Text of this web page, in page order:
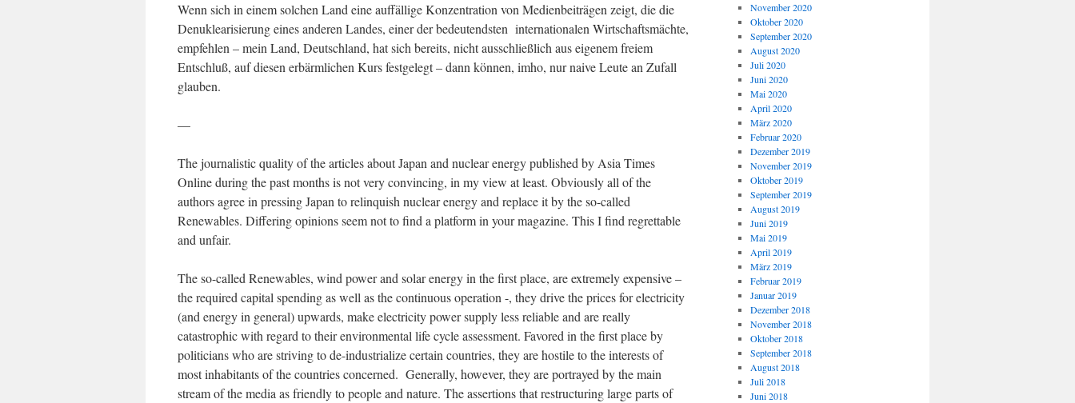
Wenn sich in einem solchen Land eine auffällige Konzentration von Medienbeiträgen zeigt, die die
Denuklearisierung eines anderen Landes, einer der bedeutendsten internationalen Wirtschaftsmächte,
empfehlen – mein Land, Deutschland, hat sich bereits, nicht ausschließlich aus eigenem freiem
Entschluß, auf diesen erbärmlichen Kurs festgelegt – dann können, imho, nur naive Leute an Zufall
glauben.
—
The journalistic quality of the articles about Japan and nuclear energy published by Asia Times
Online during the past months is not very convincing, in my view at least. Obviously all of the
authors agree in pressing Japan to relinquish nuclear energy and replace it by the so-called
Renewables. Differing opinions seem not to find a platform in your magazine. This I find regrettable
and unfair.
The so-called Renewables, wind power and solar energy in the first place, are extremely expensive –
the required capital spending as well as the continuous operation -, they drive the prices for electricity
(and energy in general) upwards, make electricity power supply less reliable and are really
catastrophic with regard to their environmental life cycle assessment. Favored in the first place by
politicians who are striving to de-industrialize certain countries, they are hostile to the interests of
most inhabitants of the countries concerned. Generally, however, they are portrayed by the main
stream of the media as friendly to people and nature. The assertions that restructuring large parts of
November 2020
Oktober 2020
September 2020
August 2020
Juli 2020
Juni 2020
Mai 2020
April 2020
März 2020
Februar 2020
Dezember 2019
November 2019
Oktober 2019
September 2019
August 2019
Juni 2019
Mai 2019
April 2019
März 2019
Februar 2019
Januar 2019
Dezember 2018
November 2018
Oktober 2018
September 2018
August 2018
Juli 2018
Juni 2018